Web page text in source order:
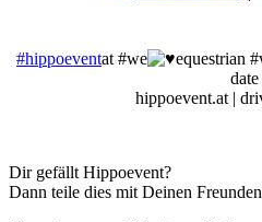
#hippoeventat #we equestrian
date
hippoevent.at |
Dir gefällt Hippoevent?
Dann teile dies mit Deinen